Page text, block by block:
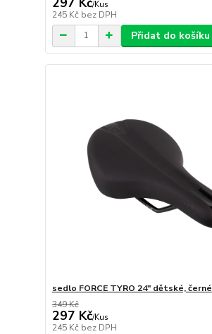
/Kus
245 Kč bez DPH
Přidat do košíku
sedlo FORCE TYRO 24" dětské, černé
349 Kč
297 Kč/Kus
245 Kč bez DPH